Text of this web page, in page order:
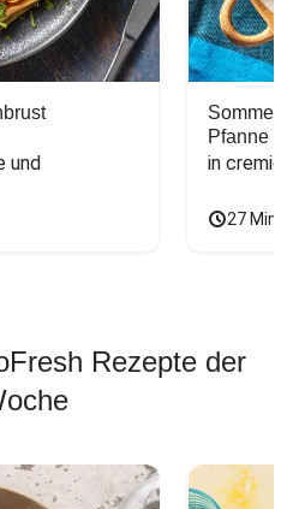
und
Pfanne
in
27
Rezepte der